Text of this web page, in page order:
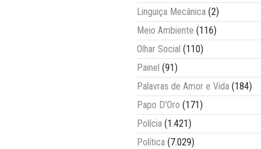
Linguiça Mecânica (2)
Meio Ambiente (116)
Olhar Social (110)
Painel (91)
Palavras de Amor e Vida (184)
Papo D'Oro (171)
Polícia (1.421)
Política (7.029)